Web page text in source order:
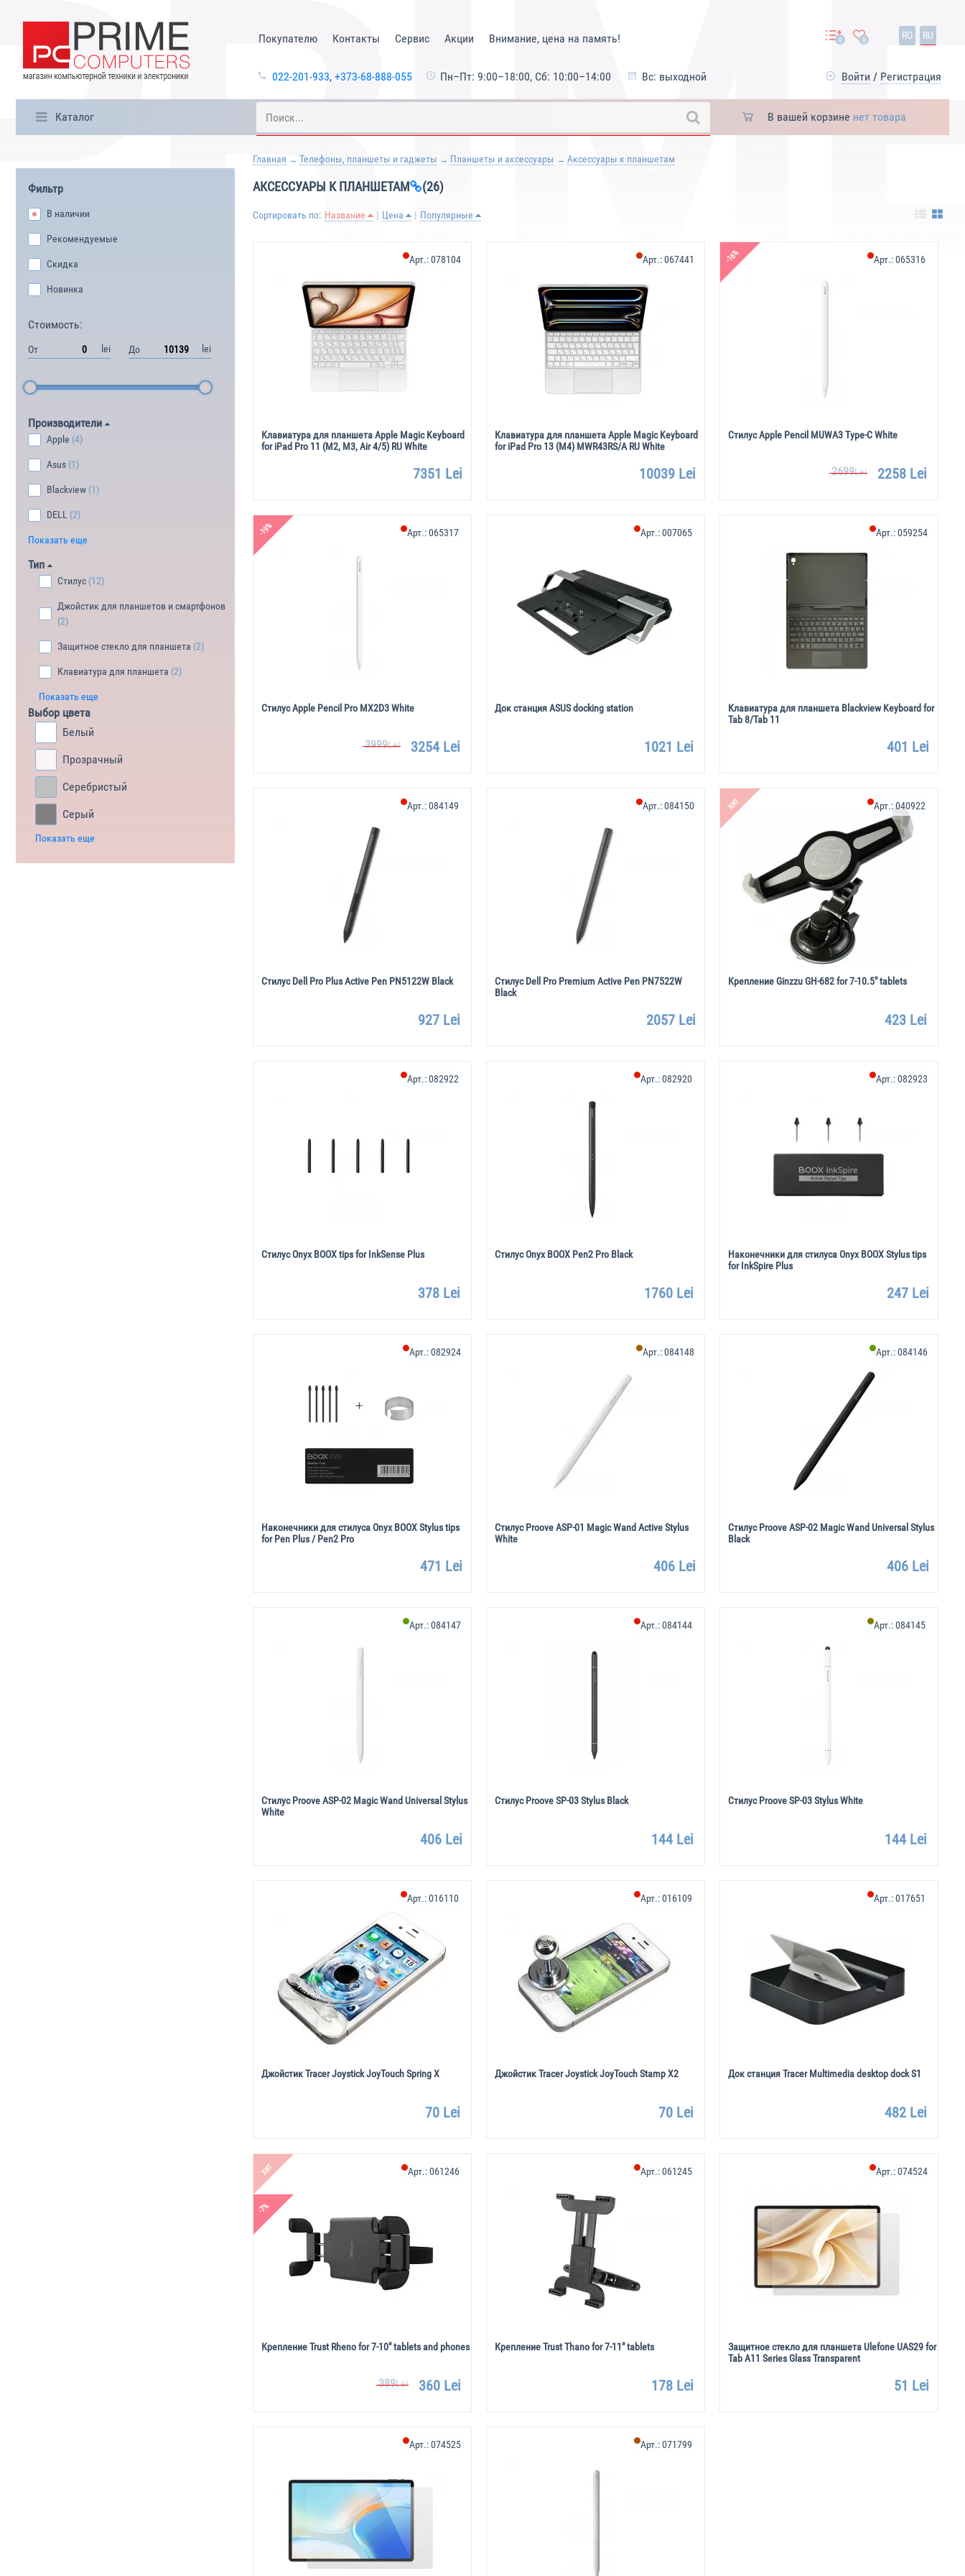
Покупателю Контакты Сервис Акции Внимание, цена на память!
022-201-933, +373-68-888-055 Пн–Пт: 9:00–18:00, Сб: 10:00–14:00 Вс: выходной
0 0 RO RU
Войти / Регистрация
Каталог В вашей корзине нет товара
Фильтр
В наличии
Рекомендуемые
Скидка
Новинка
Стоимость:
От lei До lei
Производители
Apple (4)
Asus (1)
Blackview (1)
DELL (2)
Показать еще
Тип
Стилус (12)
Джойстик для планшетов и смартфонов
(2)
Защитное стекло для планшета (2)
Клавиатура для планшета (2)
Показать еще
Выбор цвета
Белый
Прозрачный
Серебристый
Серый
Показать еще
Главная Телефоны, планшеты и гаджеты Планшеты и аксессуары Аксессуары к планшетам
АКСЕССУАРЫ К ПЛАНШЕТАМ (26)
Сортировать по: Название Цена Популярные
Клавиатура для планшета Apple Magic Keyboard
for iPad Pro 11 (M2, M3, Air 4/5) RU White
Арт.:078104
7351 Lei
Клавиатура для планшета Apple Magic Keyboard
for iPad Pro 13 (M4) MWR43RS/A RU White
Арт.:067441
10039 Lei
-16%
Стилус Apple Pencil MUWA3 Type-C White
Арт.:065316
2699Lei 2258 Lei
-19%
Стилус Apple Pencil Pro MX2D3 White
Арт.:065317
3999Lei 3254 Lei
Док станция ASUS docking station
Арт.:007065
1021 Lei
Клавиатура для планшета Blackview Keyboard for
Tab 8/Tab 11
Арт.:059254
401 Lei
Стилус Dell Pro Plus Active Pen PN5122W Black
Арт.:084149
927 Lei
Стилус Dell Pro Premium Active Pen PN7522W
Black
Арт.:084150
2057 Lei
ХИТ
Крепление Ginzzu GH-682 for 7-10.5" tablets
Арт.:040922
423 Lei
Стилус Onyx BOOX tips for InkSense Plus
Арт.:082922
378 Lei
Стилус Onyx BOOX Pen2 Pro Black
Арт.:082920
1760 Lei
Наконечники для стилуса Onyx BOOX Stylus tips
for InkSpire Plus
Арт.:082923
247 Lei
Наконечники для стилуса Onyx BOOX Stylus tips
for Pen Plus / Pen2 Pro
Арт.:082924
471 Lei
Стилус Proove ASP-01 Magic Wand Active Stylus
White
Арт.:084148
406 Lei
Стилус Proove ASP-02 Magic Wand Universal Stylus
Black
Арт.:084146
406 Lei
Стилус Proove ASP-02 Magic Wand Universal Stylus
White
Арт.:084147
406 Lei
Стилус Proove SP-03 Stylus Black
Арт.:084144
144 Lei
Стилус Proove SP-03 Stylus White
Арт.:084145
144 Lei
Джойстик Tracer Joystick JoyTouch Spring X
Арт.:016110
70 Lei
Джойстик Tracer Joystick JoyTouch Stamp X2
Арт.:016109
70 Lei
Док станция Tracer Multimedia desktop dock S1
Арт.:017651
482 Lei
ХИТ
-7%
Крепление Trust Rheno for 7-10" tablets and phones
Арт.:061246
389Lei 360 Lei
Крепление Trust Thano for 7-11" tablets
Арт.:061245
178 Lei
Защитное стекло для планшета Ulefone UAS29 for
Tab A11 Series Glass Transparent
Арт.:074524
51 Lei
Арт.:074525 Арт.:071799